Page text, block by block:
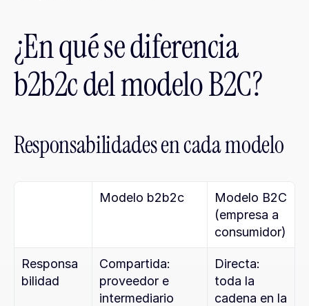
¿En qué se diferencia
b2b2c del modelo B2C?
Responsabilidades en cada modelo
Modelo b2b2c
Modelo B2C
(empresa a
consumidor)
Responsa
bilidad
Compartida:
proveedor e
intermediario
Directa:
toda la
cadena en la